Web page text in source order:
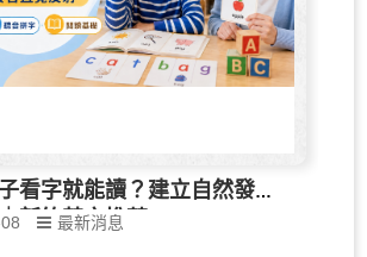
看字就能讀？建立自然發音
新竹英文推薦
最新消息